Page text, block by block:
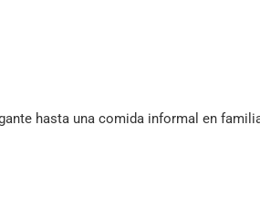
hasta una comida informal en